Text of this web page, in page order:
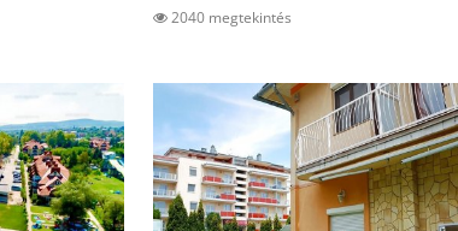
2040 megtekintés